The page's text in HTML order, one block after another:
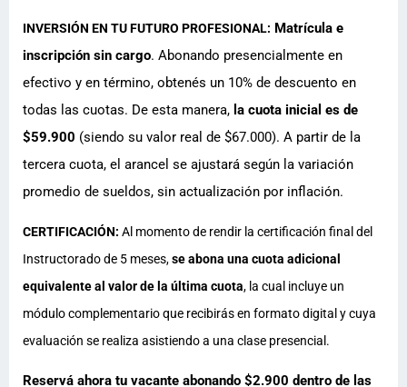
INVERSIÓN EN TU FUTURO PROFESIONAL: Matrícula e
inscripción sin cargo. Abonando presencialmente en
efectivo y en término, obtenés un 10% de descuento en
todas las cuotas. De esta manera, la cuota inicial es de
$59.900 (siendo su valor real de $67.000). A partir de la
tercera cuota, el arancel se ajustará según la variación
promedio de sueldos, sin actualización por inflación.
CERTIFICACIÓN: Al momento de rendir la certificación final del
Instructorado de 5 meses,se abona una cuota adicional
equivalente al valor de la última cuota, la cual incluye un
módulo complementario que recibirás en formato digital y cuya
evaluación se realiza asistiendo a una clase presencial.
Reservá ahora tu vacante abonando $2.900 dentro de las